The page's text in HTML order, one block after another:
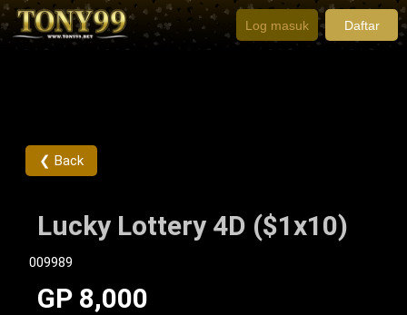
Log masuk Daftar
❮ Back
Lucky Lottery 4D ($1x10)
009989
GP 8,000